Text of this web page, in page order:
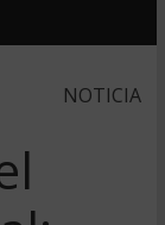
NOTICIA